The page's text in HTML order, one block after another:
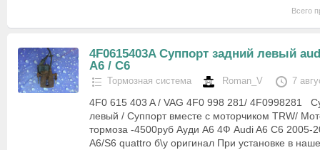
Всего
4F0615403A Суппорт задний левый
A6 / C6
Тормозная система Roman_V 7
4F0 615 403 A / VAG 4F0 998 281/ 4F0998281
левый / Суппорт вместе с моторчиком TRW/
тормоза -4500руб Ауди А6 4Ф Audi A6 C6 2005-
A6/S6 quattro б\у оригинал При установке в